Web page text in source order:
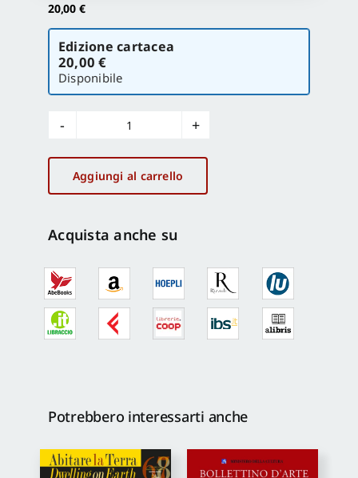
20,00 €
Scegli
versione
Edizione cartacea
20,00 €
Disponibile
FormaMente
n.
3-
4/2011
Aggiungi al carrello
Acquista anche su
Potrebbero interessarti anche